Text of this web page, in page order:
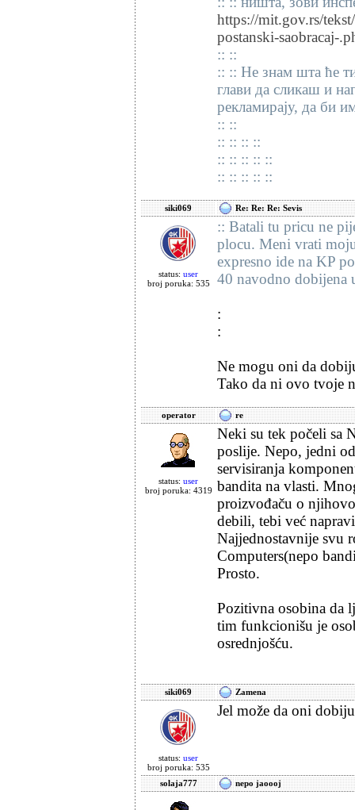
https://mit.gov.rs/
postanski-saobracaj-
:: ::
:: :: Не знам шта ће
глави да сликаш и
рекламирају, да би
:: ::
:: :: :: ::
:: :: :: :: ::
:: :: :: :: ::
siki069 Re: Re: Re: Sevis
status: user
broj poruka: 535
:: Batali tu pricu ne
plocu. Meni vrati
expresno ide na KP
40 navodno dobijena
:
:
Ne mogu oni da
Tako da ni ovo tvoje
operator re
status: user
broj poruka: 4319
Neki su tek počeli sa
poslije. Nepo, jedni
servisiranja
bandita na vlasti.
proizvođaču o
debili, tebi već
Najjednostavnije svu
Computers(nepo
Prosto.
Pozitivna osobina da
tim funkcionišu je
osrednjošću.
siki069 Zamena
status: user
broj poruka: 535
Jel može da oni
solaja777 nepo jaoooj